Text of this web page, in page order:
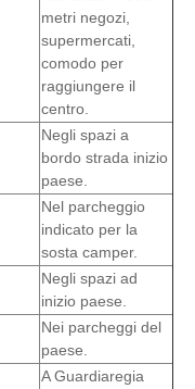
metri negozi,
supermercati,
comodo per
raggiungere il
centro.
Negli spazi a
bordo strada inizio
paese.
Nel parcheggio
indicato per la
sosta camper.
Negli spazi ad
inizio paese.
Nei parcheggi del
paese.
A Guardiaregia